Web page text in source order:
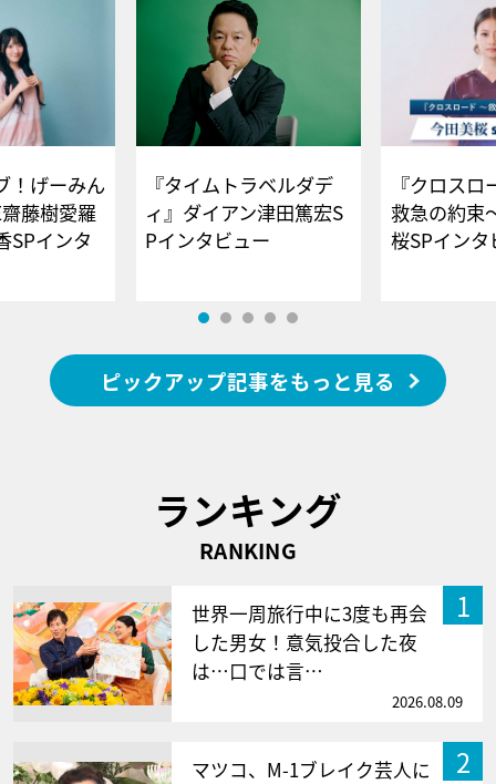
！げーみん
藤樹愛羅
SPインタ
『タイムトラベルダデ
ィ』ダイアン津田篤宏S
Pインタビュー
『クロス
救急の約束
桜SPイ
ピックアップ記事をもっと見る
ランキング
RANKING
1
世界一周旅行中に3度も再会
した男女！意気投合した夜
は…口では言…
2026.08.09
2
マツコ、M-1ブレイク芸人に